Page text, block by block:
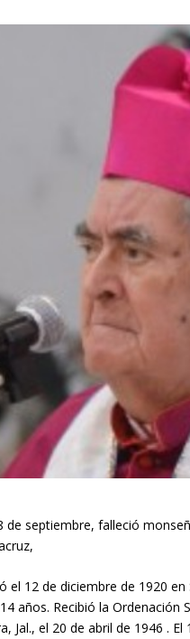
septiembre, falleció
el 12 de diciembre de 1920
años. Recibió la Ordenación
Jal., el 20 de abril de 1946 .